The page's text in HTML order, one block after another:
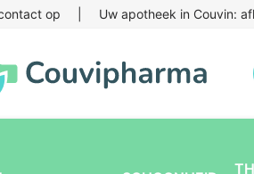
op Uw apotheek in Couvin: